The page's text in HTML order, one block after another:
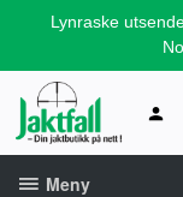
Lynraske
Meny